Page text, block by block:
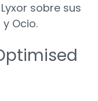
sobre sus
Ocio.